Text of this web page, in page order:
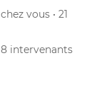
vous • 21
8 intervenants